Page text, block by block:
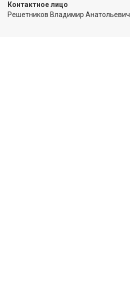
Контактное лицо
Решетников Владимир Анатольевич